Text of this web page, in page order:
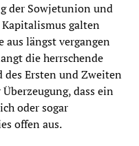
der Sowjetunion und
galten
aus längst vergangen
die herrschende
des Ersten und Zweiten
dass ein
oder sogar
offen aus.